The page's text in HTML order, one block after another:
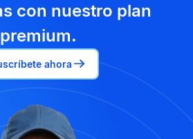
con nuestro plan
premium.
ahora